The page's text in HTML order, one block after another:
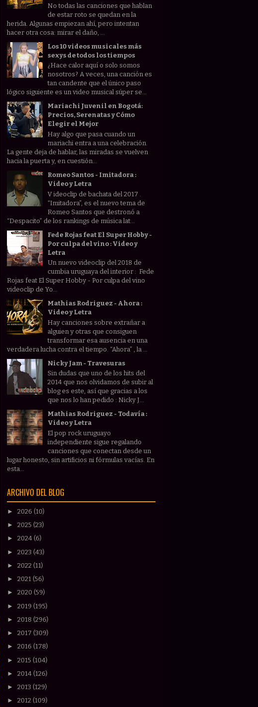
No todas las canciones que hablan
de estar roto se quedan en la
herida. Algunas empiezan ahí, pero intentan
hacer otra cosa: mirar el daño, ...
Los 10 videos musicales más
sexys de todos los tiempos
¿Hace calor aquí o solo somos
nosotros? A veces, una canción es
tan candente que el único paso
lógico siguiente es un video musical súper se...
Mariachi Juvenil en Bogotá:
Precios, Serenatas y Cómo
Elegir el Mejor
Hay algo que pasa cuando un
mariachi entra a una celebración.
La gente deja de hablar, las miradas se vuelven
hacia la puerta y, en cuestión...
Romeo Santos - Imitadora :
Video y Letra
V ideoclip de bachata del 2017 .
“Imitadora”, es el nuevo tema de
Romeo Santos que destronó a
“Despacito” de los rankings de música lat...
Fede Rojas feat El Super Hobby -
Por culpa del vino : Video y
Letra
Un nuevo videoclip del 2018 de
cumbia uruguaya del interior : Fede
Rojas feat El Super Hobby - Por culpa del vino
videoclip de Yo...
Mathias Rodriguez - Ahora :
Video y Letra
Hay canciones sobre extrañar a
alguien y otras que consiguen
transformar esa ausencia en una
verdadera lucha contra el tiempo. “Ahora” , la ...
Nicky Jam - Travesuras
Sin dudas que uno de los hits del
2014 que nos olvidamos de subir al
blog es este, así que gracias a los
que nos lo han pedido : Nicky J...
Mathias Rodriguez - Todavía :
Video y Letra
El pop rock uruguayo
independiente sigue regalando
canciones que conectan desde un
lugar honesto, sin artificios ni fórmulas vacías. En
esta...
ARCHIVO DEL BLOG
► 2026 (10)
► 2025 (23)
► 2024 (6)
► 2023 (43)
► 2022 (11)
► 2021 (56)
► 2020 (59)
► 2019 (195)
► 2018 (296)
► 2017 (309)
► 2016 (178)
► 2015 (104)
► 2014 (126)
► 2013 (129)
► 2012 (109)